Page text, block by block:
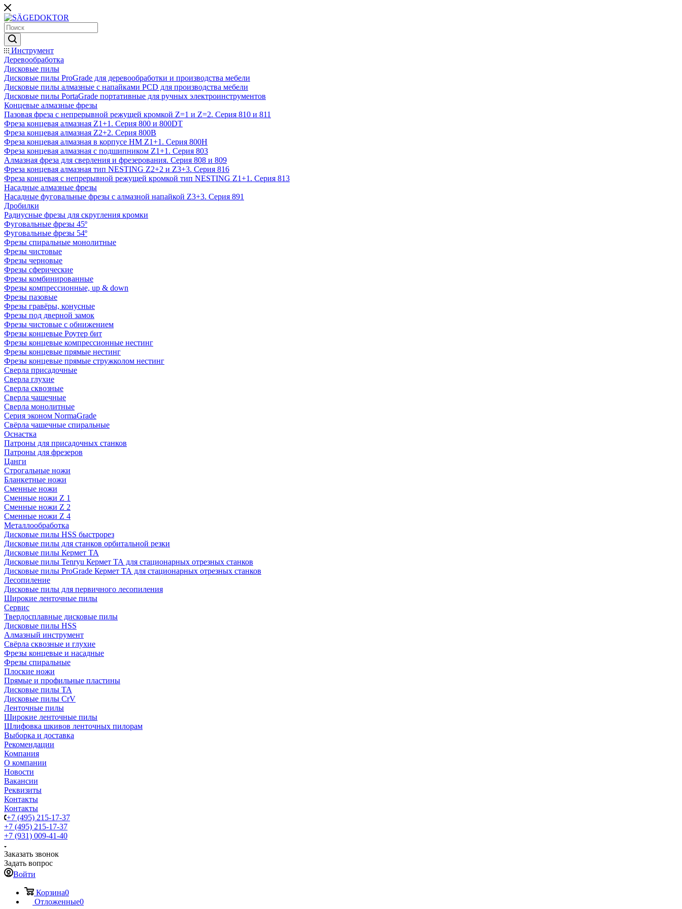
Инструмент
Деревообработка
Дисковые пилы
Дисковые пилы ProGrade для деревообработки и производства мебели
Дисковые пилы алмазные с напайками PCD для производства мебели
Дисковые пилы PortaGrade портативные для ручных электроинструментов
Концевые алмазные фрезы
Пазовая фреза с непрерывной режущей кромкой Z=1 и Z=2. Серия 810 и 811
Фреза концевая алмазная Z1+1. Серия 800 и 800DT
Фреза концевая алмазная Z2+2. Серия 800B
Фреза концевая алмазная в корпусе НМ Z1+1. Серия 800H
Фреза концевая алмазная с подшипником Z1+1. Серия 803
Алмазная фреза для сверления и фрезерования. Серия 808 и 809
Фреза концевая алмазная тип NESTING Z2+2 и Z3+3. Серия 816
Фреза концевая с непрерывной режущей кромкой тип NESTING Z1+1. Серия 813
Насадные алмазные фрезы
Насадные фуговальные фрезы с алмазной напайкой Z3+3. Серия 891
Дробилки
Радиусные фрезы для скругления кромки
Фуговальные фрезы 45º
Фуговальные фрезы 54º
Фрезы спиральные монолитные
Фрезы чистовые
Фрезы черновые
Фрезы сферические
Фрезы комбинированные
Фрезы компрессионные, up & down
Фрезы пазовые
Фрезы гравёры, конусные
Фрезы под дверной замок
Фрезы чистовые с обнижением
Фрезы концевые Роутер бит
Фрезы концевые компрессионные нестинг
Фрезы концевые прямые нестинг
Фрезы концевые прямые стружколом нестинг
Сверла присадочные
Сверла глухие
Сверла сквозные
Сверла чашечные
Сверла монолитные
Серия эконом NormaGrade
Свёрла чашечные спиральные
Оснастка
Патроны для присадочных станков
Патроны для фрезеров
Цанги
Строгальные ножи
Бланкетные ножи
Сменные ножи
Сменные ножи Z 1
Сменные ножи Z 2
Сменные ножи Z 4
Металлообработка
Дисковые пилы HSS быстрорез
Дисковые пилы для станков орбитальной резки
Дисковые пилы Кермет ТА
Дисковые пилы Tenryu Кермет ТА для стационарных отрезных станков
Дисковые пилы ProGrade Кермет ТА для стационарных отрезных станков
Лесопиление
Дисковые пилы для первичного лесопиления
Широкие ленточные пилы
Сервис
Твердосплавные дисковые пилы
Дисковые пилы HSS
Алмазный инструмент
Свёрла сквозные и глухие
Фрезы концевые и насадные
Фрезы спиральные
Плоские ножи
Прямые и профильные пластины
Дисковые пилы TA
Дисковые пилы CrV
Ленточные пилы
Широкие ленточные пилы
Шлифовка шкивов ленточных пилорам
Выборка и доставка
Рекомендации
Компания
О компании
Новости
Вакансии
Реквизиты
Контакты
Контакты
+7 (495) 215-17-37
+7 (495) 215-17-37
+7 (931) 009-41-40
Заказать звонок
Задать вопрос
Войти
Корзина0
Отложенные0